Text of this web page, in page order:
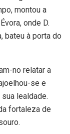
montou a
onde D.
bateu à porta do
no relatar a
se e
lealdade.
fortaleza de